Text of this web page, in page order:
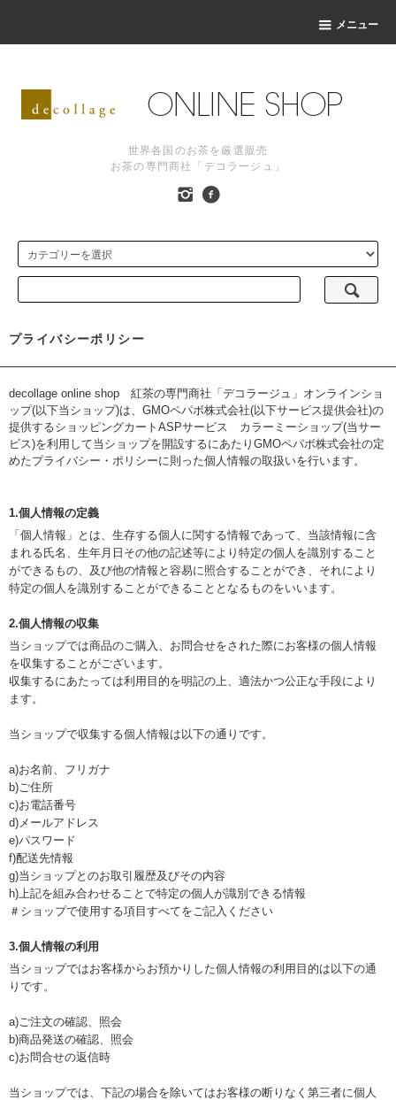
メニュー
世界各国のお茶を厳選販売
お茶の専門商社「デコラージュ」
プライバシーポリシー
decollage online shop 紅茶の専門商社「デコラージュ」オンラインショ
ップ(以下当ショップ)は、 GMOペパボ株式会社(以下サービス提供会社)の
提供するショッピングカートASPサービス カラーミーショップ(当サー
ビス)を利用して当ショップを開設するにあたりGMOペパボ株式会社の定
めたプライバシー・ポリシーに則った個人情報の取扱いを行います。
1.個人情報の定義
「個人情報」とは、生存する個人に関する情報であって、当該情報に含
まれる氏名、生年月日その他の記述等により特定の個人を識別すること
ができるもの、及び他の情報と容易に照合することができ、それにより
特定の個人を識別することができることとなるものをいいます。
2.個人情報の収集
当ショップでは商品のご購入、お問合せをされた際にお客様の個人情報
を収集することがございます。
収集するにあたっては利用目的を明記の上、適法かつ公正な手段により
ます。
当ショップで収集する個人情報は以下の通りです。
a)お名前、フリガナ
b)ご住所
c)お電話番号
d)メールアドレス
e)パスワード
f)配送先情報
g)当ショップとのお取引履歴及びその内容
h)上記を組み合わせることで特定の個人が識別できる情報
＃ショップで使用する項目すべてをご記入ください
3.個人情報の利用
当ショップではお客様からお預かりした個人情報の利用目的は以下の通
りです。
a)ご注文の確認、照会
b)商品発送の確認、照会
c)お問合せの返信時
当ショップでは、下記の場合を除いてはお客様の断りなく第三者に個人